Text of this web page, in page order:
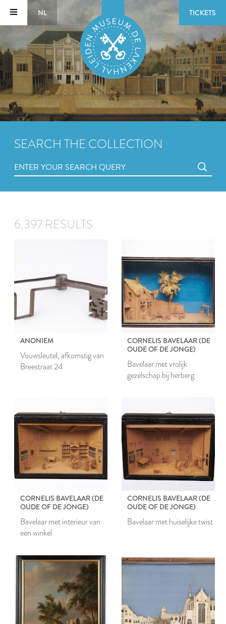
NL TICKETS
SEARCH THE COLLECTION
6,397 RESULTS
ANONIEM
Vouwsleutel, afkomstig van
Breestraat 24
CORNELIS BAVELAAR (DE
OUDE OF DE JONGE)
Bavelaar met vrolijk
gezelschap bij herberg
CORNELIS BAVELAAR (DE
OUDE OF DE JONGE)
Bavelaar met interieur van
een winkel
CORNELIS BAVELAAR (DE
OUDE OF DE JONGE)
Bavelaar met huiselijke twist